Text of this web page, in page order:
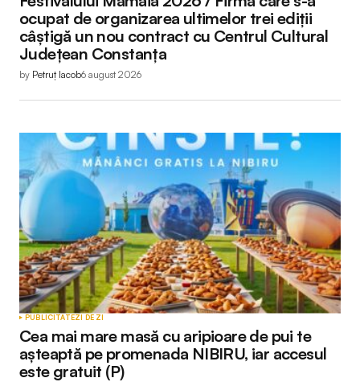
ocupat de organizarea ultimelor trei ediții
câștigă un nou contract cu Centrul Cultural
Județean Constanța
by Petruț Iacob6 august 2026
PUBLICITATEZI DE ZI
Cea mai mare masă cu aripioare de pui te
așteaptă pe promenada NIBIRU, iar accesul
este gratuit (P)